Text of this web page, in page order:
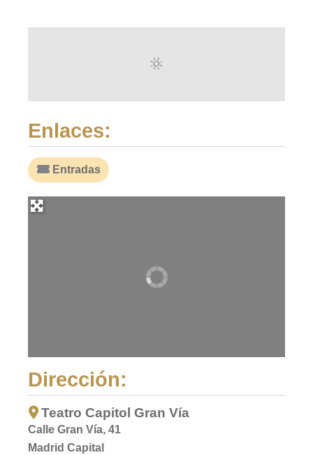
Enlaces:
Entradas
Dirección:
Teatro Capitol Gran Vía
Calle Gran Vía, 41
Madrid Capital